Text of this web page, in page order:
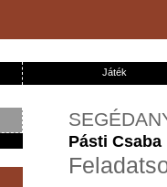
Játék
Pásti Csaba